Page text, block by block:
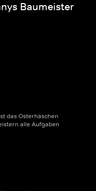
Baumeister
das Osterhäschen
alle Aufgaben